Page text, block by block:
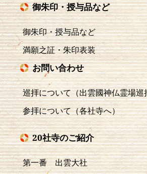
御朱印・授与品など
御朱印・授与品など
満願之証・朱印表装
お問い合わせ
巡拝について（出雲國神仏霊場巡
参拝について（各社寺へ）
20社寺のご紹介
第一番 出雲大社